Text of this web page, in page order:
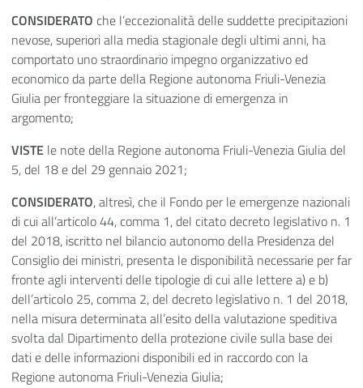
CONSIDERATO che l’eccezionalità delle suddette precipitazioni
nevose, superiori alla media stagionale degli ultimi anni, ha
comportato uno straordinario impegno organizzativo ed
economico da parte della Regione autonoma Friuli-Venezia
Giulia per fronteggiare la situazione di emergenza in
argomento;
VISTE le note della Regione autonoma Friuli-Venezia Giulia del
5, del 18 e del 29 gennaio 2021;
CONSIDERATO, altresì, che il Fondo per le emergenze nazionali
di cui all’articolo 44, comma 1, del citato decreto legislativo n. 1
del 2018, iscritto nel bilancio autonomo della Presidenza del
Consiglio dei ministri, presenta le disponibilità necessarie per far
fronte agli interventi delle tipologie di cui alle lettere a) e b)
dell’articolo 25, comma 2, del decreto legislativo n. 1 del 2018,
nella misura determinata all’esito della valutazione speditiva
svolta dal Dipartimento della protezione civile sulla base dei
dati e delle informazioni disponibili ed in raccordo con la
Regione autonoma Friuli-Venezia Giulia;